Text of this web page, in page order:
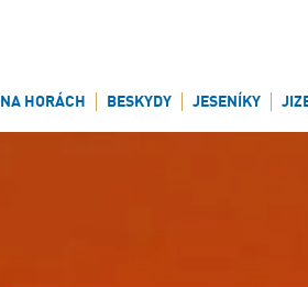
NA HORÁCH BESKYDY JESENÍKY